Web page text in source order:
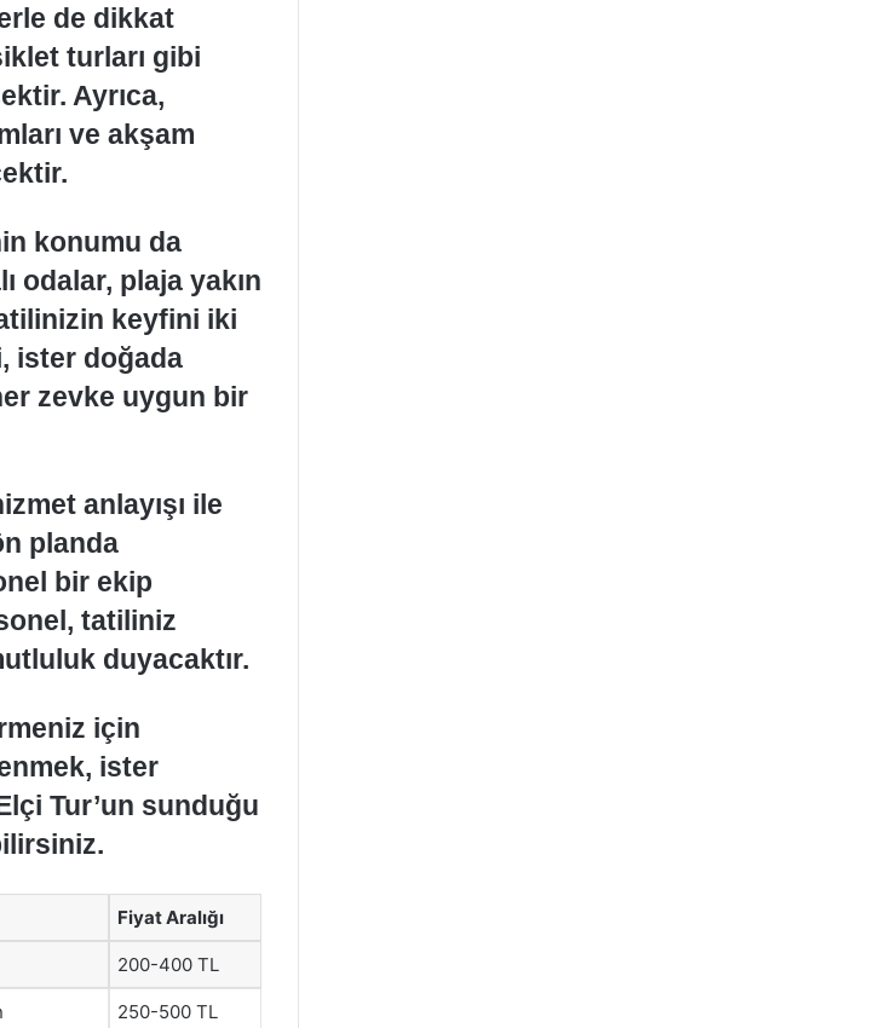
de dikkat
turları gibi
Ayrıca,
ve akşam
konumu da
odalar, plaja yakın
keyfini iki
ister doğada
zevke uygun bir
anlayışı ile
planda
bir ekip
tatiliniz
duyacaktır.
için
ister
Tur’un sunduğu
Fiyat Aralığı
200-400 TL
250-500 TL